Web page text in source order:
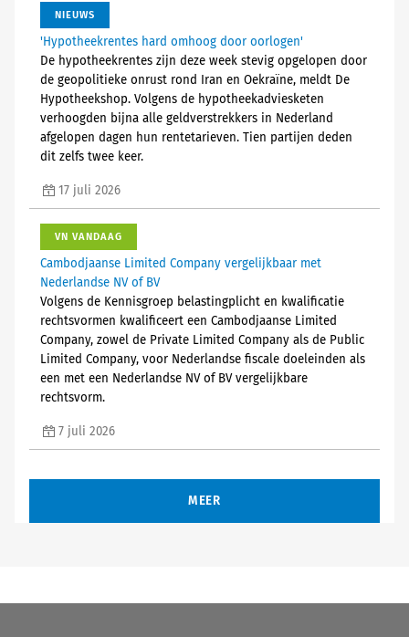
NIEUWS
'Hypotheekrentes hard omhoog door oorlogen'
De hypotheekrentes zijn deze week stevig opgelopen door
de geopolitieke onrust rond Iran en Oekraïne, meldt De
Hypotheekshop. Volgens de hypotheekadviesketen
verhoogden bijna alle geldverstrekkers in Nederland
afgelopen dagen hun rentetarieven. Tien partijen deden
dit zelfs twee keer.
17 juli 2026
VN VANDAAG
Cambodjaanse Limited Company vergelijkbaar met
Nederlandse NV of BV
Volgens de Kennisgroep belastingplicht en kwalificatie
rechtsvormen kwalificeert een Cambodjaanse Limited
Company, zowel de Private Limited Company als de Public
Limited Company, voor Nederlandse fiscale doeleinden als
een met een Nederlandse NV of BV vergelijkbare
rechtsvorm.
7 juli 2026
MEER